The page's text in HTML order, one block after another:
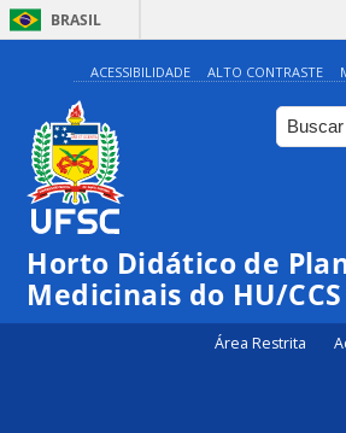
BRASIL
ACESSIBILIDADE ALTO CONTRASTE
Horto Didático de
Medicinais do HU/CCS
Área Restrita